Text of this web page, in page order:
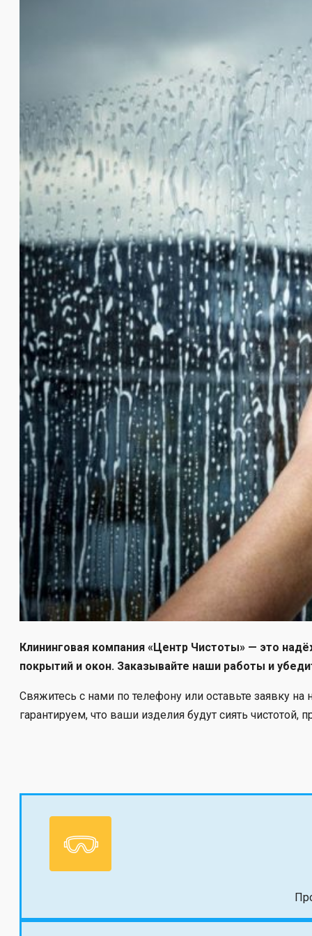
Клининговая компания «Центр Чистоты» — это
покрытий и окон. Заказывайте наши работы и
Свяжитесь с нами по телефону или оставьте заявку
гарантируем, что ваши изделия будут сиять